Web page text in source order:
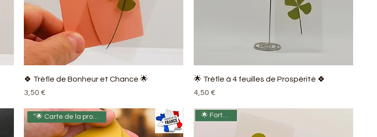
🍀 Trèfle de Bonheur et Chance 🌟
Prix
3,50 €
🌟 Trèfle à 4 feuilles de Prospérité 🍀
Prix
4,50 €
“🌟 Carte de la prospérité 🍀 🌟 Fortune 🍀